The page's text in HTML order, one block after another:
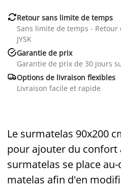
Retour sans limite de temps
Sans limite de temps -
JYSK
Garantie de prix
Garantie de prix de 30 jours
Options de livraison flexibles
Livraison facile et rapide
Le surmatelas 90x200
pour ajouter du confort
surmatelas se place
matelas afin d'en